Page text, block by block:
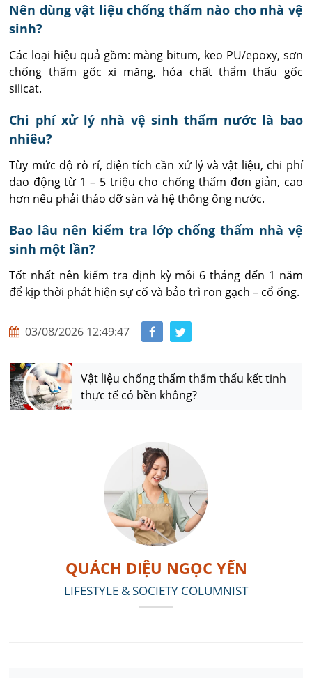
Nên dùng vật liệu chống thấm nào cho nhà vệ
sinh?
Các loại hiệu quả gồm: màng bitum, keo PU/epoxy, sơn
chống thấm gốc xi măng, hóa chất thẩm thấu gốc
silicat.
Chi phí xử lý nhà vệ sinh thấm nước là bao
nhiêu?
Tùy mức độ rò rỉ, diện tích cần xử lý và vật liệu, chi phí
dao động từ 1 – 5 triệu cho chống thấm đơn giản, cao
hơn nếu phải tháo dỡ sàn và hệ thống ống nước.
Bao lâu nên kiểm tra lớp chống thấm nhà vệ
sinh một lần?
Tốt nhất nên kiểm tra định kỳ mỗi 6 tháng đến 1 năm
để kịp thời phát hiện sự cố và bảo trì ron gạch – cổ ống.
03/08/2026 12:49:47
Vật liệu chống thấm thẩm thấu kết tinh
thực tế có bền không?
QUÁCH DIỆU NGỌC YẾN
LIFESTYLE & SOCIETY COLUMNIST